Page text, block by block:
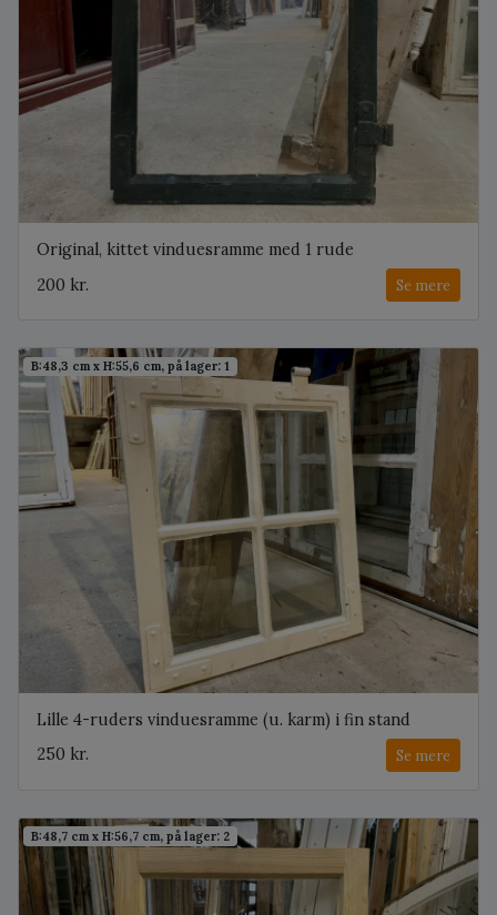
Original, kittet vinduesramme med 1 rude
200 kr.
Se mere
B:48,3 cm x H:55,6 cm, på lager: 1
Lille 4-ruders vinduesramme (u. karm) i fin stand
250 kr.
Se mere
B:48,7 cm x H:56,7 cm, på lager: 2